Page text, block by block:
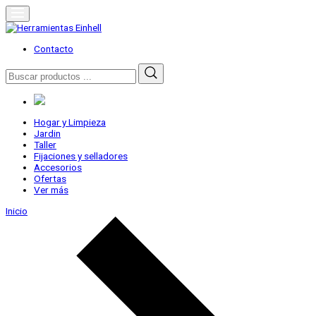
Skip
to
content
Herramientas Einhell
Distribuidor Oficial
Contacto
Buscar
por:
Hogar y Limpieza
Jardin
Taller
Fijaciones y selladores
Accesorios
Ofertas
Ver más
Inicio